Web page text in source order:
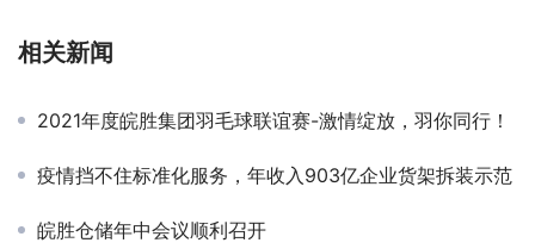
相关新闻
2021年度皖胜集团羽毛球联谊赛-激情绽放，羽你同行！
疫情挡不住标准化服务，年收入903亿企业货架拆装示范
皖胜仓储年中会议顺利召开